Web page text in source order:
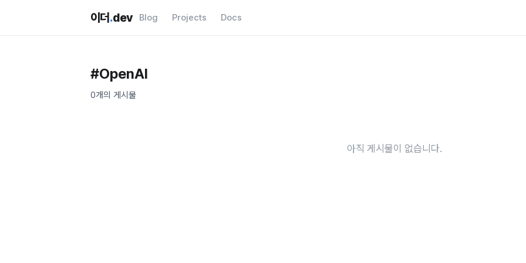
이더 .dev Blog Projects Docs
#OpenAI
0개의 게시물
아직 게시물이 없습니다.